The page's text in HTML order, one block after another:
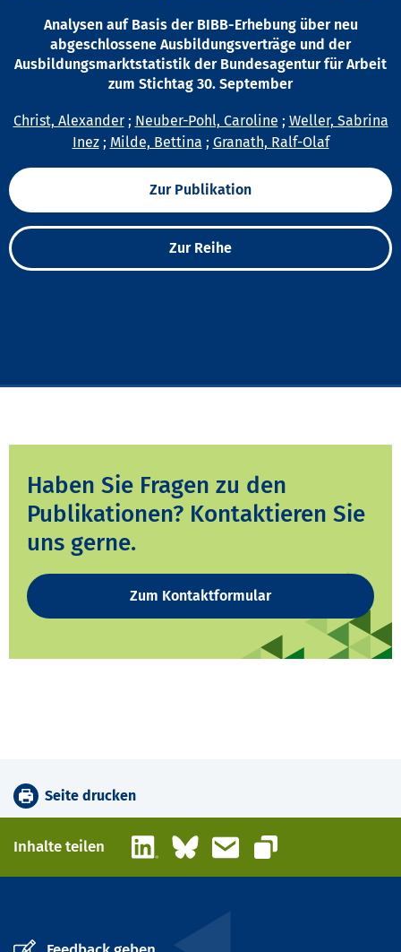
Analysen auf Basis der BIBB-Erhebung über neu
abgeschlossene Ausbildungsverträge und der
Ausbildungsmarktstatistik der Bundesagentur für Arbeit
zum Stichtag 30. September
Christ, Alexander; Neuber-Pohl, Caroline ; Weller, Sabrina
Inez; Milde, Bettina ; Granath, Ralf-Olaf
Zur Publikation
Zur Reihe
Haben Sie Fragen zu den
Publikationen? Kontaktieren Sie
uns gerne.
Zum Kontaktformular
Seite drucken
Inhalte teilen LinkedInBlueskyE-Mail
Link kopieren